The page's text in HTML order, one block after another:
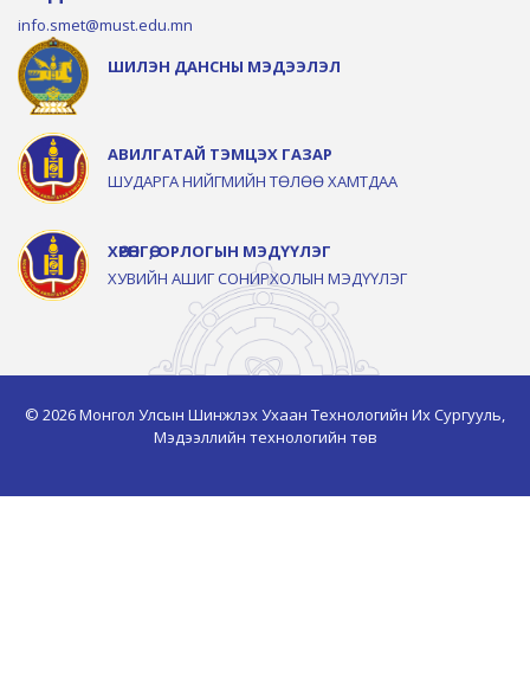
info.smet@must.edu.mn
ШИЛЭН ДАНСНЫ МЭДЭЭЛЭЛ
АВИЛГАТАЙ ТЭМЦЭХ ГАЗАР
ШУДАРГА НИЙГМИЙН ТӨЛӨӨ ХАМТДАА
ХӨРӨНГӨ, ОРЛОГЫН МЭДҮҮЛЭГ
ХУВИЙН АШИГ СОНИРХОЛЫН МЭДҮҮЛЭГ
© 2026 Монгол Улсын Шинжлэх Ухаан Технологийн Их Сургууль,
Мэдээллийн технологийн төв